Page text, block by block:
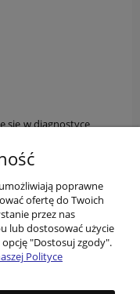
się w diagnostyce
monitorowania
poprawne
ofertę do Twoich
przez nas
lub dostosować użycie
"Dostosuj zgody".
Polityce